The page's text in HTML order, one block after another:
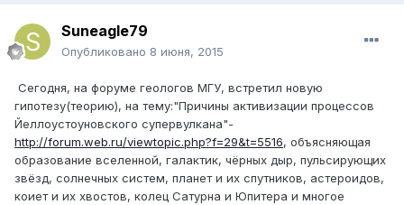
Suneagle79
Опубликовано 8 июня, 2015
Сегодня, на форуме геологов МГУ, встретил новую
гипотезу(теорию), на тему:"Причины активизации процессов
Йеллоустоуновского супервулкана"-
http://forum.web.ru/viewtopic.php?f=29&t=5516, объясняющая
образование вселенной, галактик, чёрных дыр, пульсирующих
звёзд, солнечных систем, планет и их спутников, астероидов,
коиет и их хвостов, колец Сатурна и Юпитера и многое